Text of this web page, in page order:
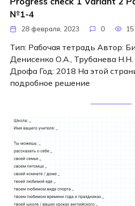
№1-4
28 февраля, 2023 0 15
Тип: Рабочая тетрадь Автор:
Денисенко О.А., Трубанева Н.Н.
Дрофа Год: 2018 На этой
подробное решение